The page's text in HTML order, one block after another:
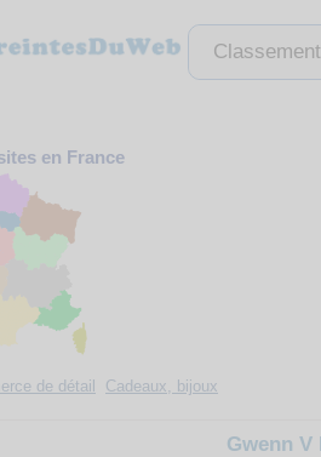
Classement
en France
de détail Cadeaux, bijoux
Gwenn V